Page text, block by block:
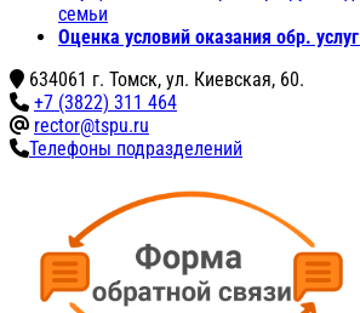
семьи
Оценка условий оказания обр.
634061 г. Томск, ул. Киевская, 60.
+7 (3822) 311 464
rector@tspu.ru
Телефоны подразделений